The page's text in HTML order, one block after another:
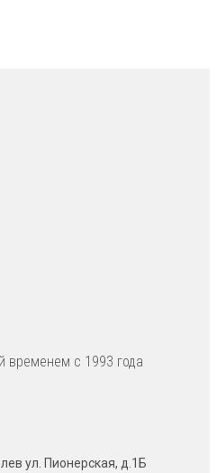
временем с 1993 года
ул. Пионерская, д.1Б